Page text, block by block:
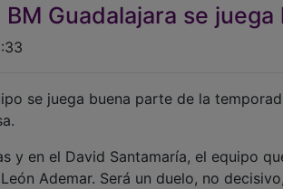
BM Guadalajara se
se juega buena parte de la
y en el David Santamaría, el equipo
Ademar. Será un duelo, no